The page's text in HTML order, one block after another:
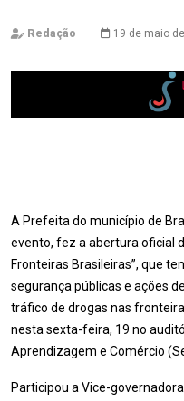
Redação 19 de maio
A Prefeita do município de
evento, fez a abertura oficial
Fronteiras Brasileiras”, que
segurança públicas e ações
tráfico de drogas nas
nesta sexta-feira, 19 no
Aprendizagem e Comércio
Participou a Vice-